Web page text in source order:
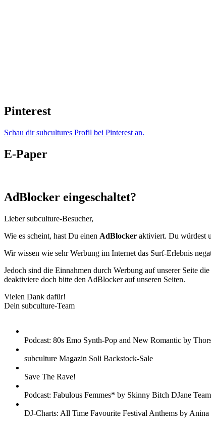
Pinterest
Schau dir subcultures Profil bei Pinterest an.
E-Paper
AdBlocker eingeschaltet?
Lieber subculture-Besucher,
Wie es scheint, hast Du einen AdBlocker aktiviert. Du würdest
Wir wissen wie sehr Werbung im Internet das Surf-Erlebnis
Jedoch sind die Einnahmen durch Werbung auf unserer Seite
deaktiviere doch bitte den AdBlocker auf unseren Seiten.
Vielen Dank dafür!
Dein subculture-Team
Podcast: 80s Emo Synth-Pop and New Romantic by
subculture Magazin Soli Backstock-Sale
Save The Rave!
Podcast: Fabulous Femmes* by Skinny Bitch DJane Team
DJ-Charts: All Time Favourite Festival Anthems by